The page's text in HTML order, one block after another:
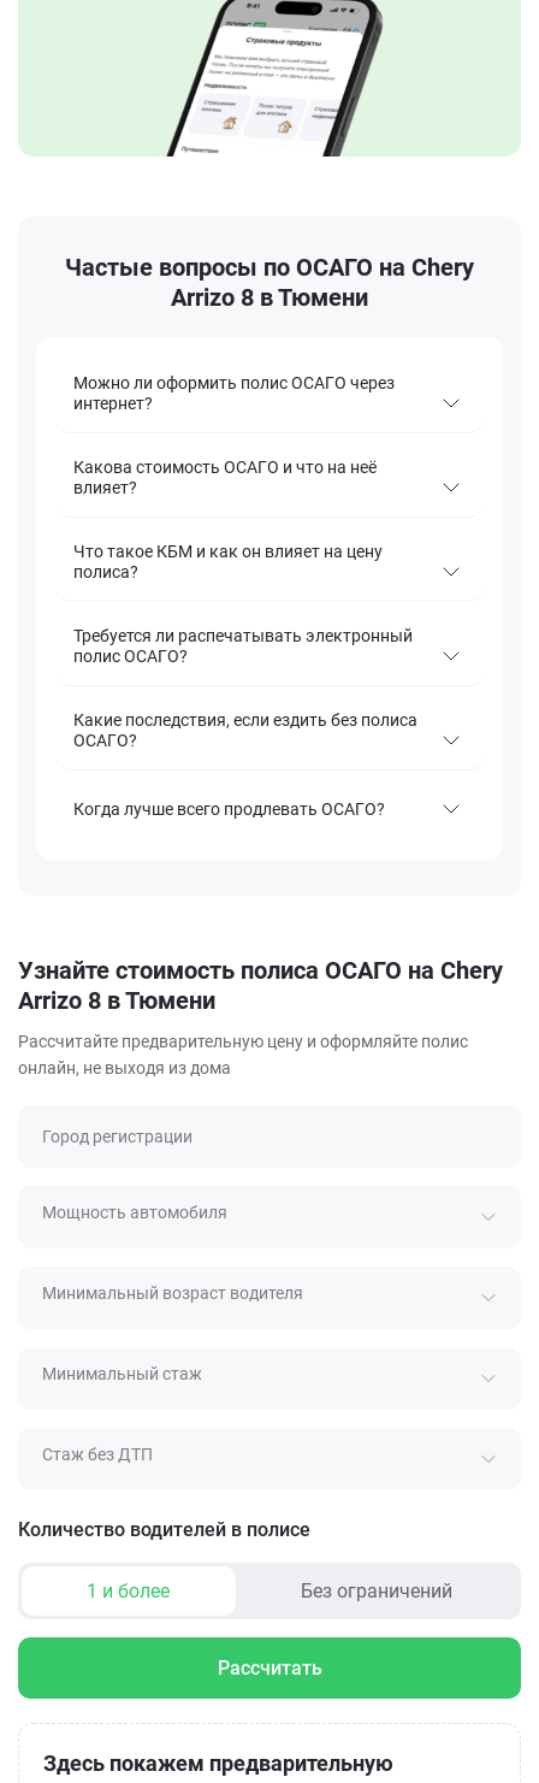
Частые вопросы по ОСАГО на Chery
Arrizo 8 в Тюмени
Можно ли оформить полис ОСАГО через
интернет?
Какова стоимость ОСАГО и что на неё
влияет?
Что такое КБМ и как он влияет на цену
полиса?
Требуется ли распечатывать электронный
полис ОСАГО?
Какие последствия, если ездить без полиса
ОСАГО?
Когда лучше всего продлевать ОСАГО?
Узнайте стоимость полиса ОСАГО на Chery
Arrizo 8 в Тюмени
Рассчитайте предварительную цену и оформляйте полис
онлайн, не выходя из дома
Город регистрации
Мощность автомобиля
Минимальный возраст водителя
Минимальный стаж
Стаж без ДТП
Количество водителей в полисе
1 и более Без ограничений
Рассчитать
Здесь покажем предварительную